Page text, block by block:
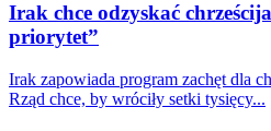
Irak chce odzyskać
priorytet”
Irak zapowiada program zachęt dla
Rząd chce, by wróciły setki tysięcy...